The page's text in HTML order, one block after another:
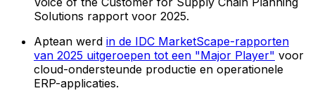
Solutions rapport voor 2025.
Aptean werd in de IDC MarketScape-rapporten
van 2025 uitgeroepen tot een "Major Player" voor
cloud-ondersteunde productie en operationele
ERP-applicaties.